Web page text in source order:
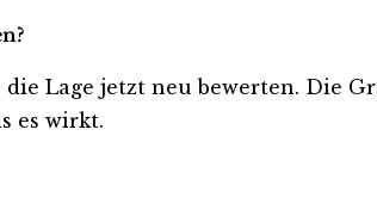
Lage jetzt neu bewerten. Die
es wirkt.